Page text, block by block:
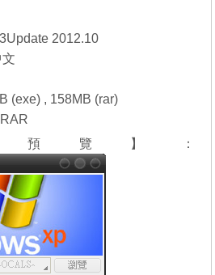
2012.10
文
(exe) , 158MB (rar)
預覽】：